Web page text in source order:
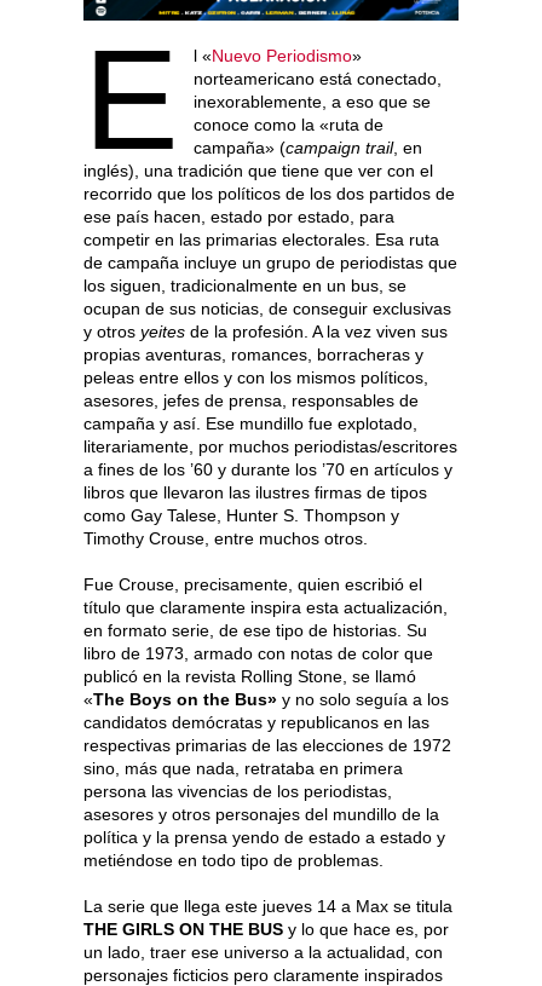
E l «Nuevo Periodismo»
norteamericano está conectado,
inexorablemente, a eso que se
conoce como la «ruta de
campaña» (campaign trail, en
inglés), una tradición que tiene que ver con el
recorrido que los políticos de los dos partidos de
ese país hacen, estado por estado, para
competir en las primarias electorales. Esa ruta
de campaña incluye un grupo de periodistas que
los siguen, tradicionalmente en un bus, se
ocupan de sus noticias, de conseguir exclusivas
y otros yeites de la profesión. A la vez viven sus
propias aventuras, romances, borracheras y
peleas entre ellos y con los mismos políticos,
asesores, jefes de prensa, responsables de
campaña y así. Ese mundillo fue explotado,
literariamente, por muchos periodistas/escritores
a fines de los ’60 y durante los ’70 en artículos y
libros que llevaron las ilustres firmas de tipos
como Gay Talese, Hunter S. Thompson y
Timothy Crouse, entre muchos otros.
Fue Crouse, precisamente, quien escribió el
título que claramente inspira esta actualización,
en formato serie, de ese tipo de historias. Su
libro de 1973, armado con notas de color que
publicó en la revista Rolling Stone, se llamó
«The Boys on the Bus» y no solo seguía a los
candidatos demócratas y republicanos en las
respectivas primarias de las elecciones de 1972
sino, más que nada, retrataba en primera
persona las vivencias de los periodistas,
asesores y otros personajes del mundillo de la
política y la prensa yendo de estado a estado y
metiéndose en todo tipo de problemas.
La serie que llega este jueves 14 a Max se titula
THE GIRLS ON THE BUS y lo que hace es, por
un lado, traer ese universo a la actualidad, con
personajes ficticios pero claramente inspirados